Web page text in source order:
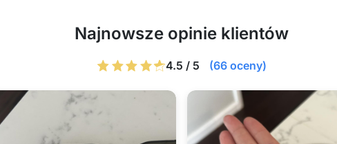
Najnowsze opinie klientów
4.5 / 5 (66 oceny)